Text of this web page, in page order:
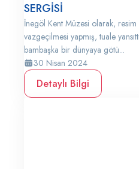
SERGİSİ
İnegöl Kent Müzesi olarak, resim
vazgeçilmesi yapmış, tuale
bambaşka bir dünyaya götü...
30 Nisan 2024
Detaylı Bilgi